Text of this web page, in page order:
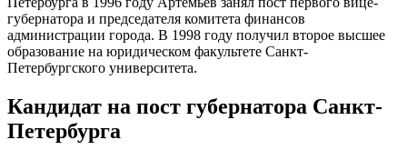
губернатора и председателя комитета финансов
администрации города. В 1998 году получил второе высшее
образование на юридическом факультете Санкт-
Петербургского университета.
Кандидат на пост губернатора Санкт-
Петербурга